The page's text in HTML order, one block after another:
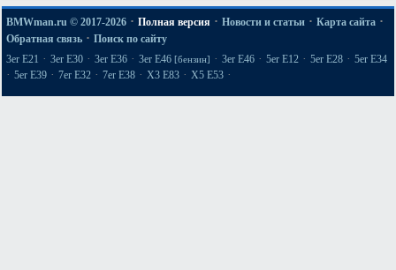
BMWman.ru © 2017-2026 · Полная версия · Новости и статьи · Карта сайта ·
Обратная связь · Поиск по сайту
3er E21 · 3er E30 · 3er E36 · 3er E46 [бензин] · 3er E46 · 5er E12 · 5er E28 · 5er E34
· 5er E39 · 7er E32 · 7er E38 · X3 E83 · X5 E53 ·